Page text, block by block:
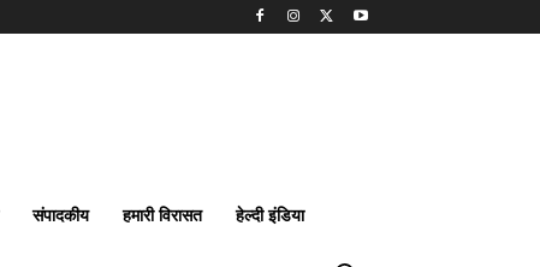
संपादकीय हमारी विरासत हेल्दी इंडिया